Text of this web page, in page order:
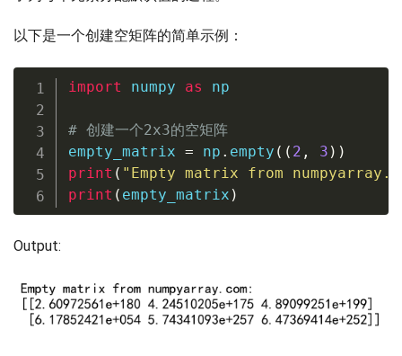
以下是一个创建空矩阵的简单示例：
import numpy as np
# 创建一个2x3的空矩阵
empty_matrix = np . empty ( ( 2 , 3 ) )
print ( "Empty matrix from
print ( empty_matrix )
Output: